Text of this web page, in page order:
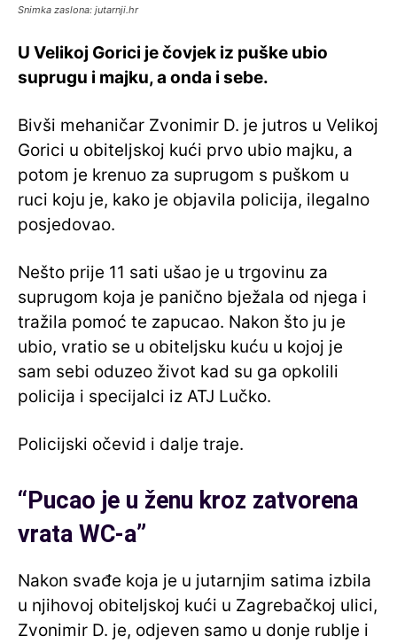
Snimka zaslona: jutarnji.hr
U Velikoj Gorici je čovjek iz puške ubio
suprugu i majku, a onda i sebe.
Bivši mehaničar Zvonimir D. je jutros u Velikoj
Gorici u obiteljskoj kući prvo ubio majku, a
potom je krenuo za suprugom s puškom u
ruci koju je, kako je objavila policija, ilegalno
posjedovao.
Nešto prije 11 sati ušao je u trgovinu za
suprugom koja je panično bježala od njega i
tražila pomoć te zapucao. Nakon što ju je
ubio, vratio se u obiteljsku kuću u kojoj je
sam sebi oduzeo život kad su ga opkolili
policija i specijalci iz ATJ Lučko.
Policijski očevid i dalje traje.
“Pucao je u ženu kroz zatvorena
vrata WC-a”
Nakon svađe koja je u jutarnjim satima izbila
u njihovoj obiteljskoj kući u Zagrebačkoj ulici,
Zvonimir D. je, odjeven samo u donje rublje i